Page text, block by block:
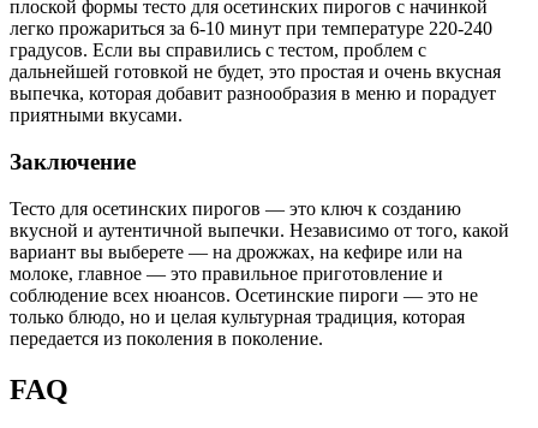
плоской формы тесто для осетинских пирогов с начинкой
легко прожариться за 6-10 минут при температуре 220-240
градусов. Если вы справились с тестом, проблем с
дальнейшей готовкой не будет, это простая и очень вкусная
выпечка, которая добавит разнообразия в меню и порадует
приятными вкусами.
Заключение
Тесто для осетинских пирогов — это ключ к созданию
вкусной и аутентичной выпечки. Независимо от того, какой
вариант вы выберете — на дрожжах, на кефире или на
молоке, главное — это правильное приготовление и
соблюдение всех нюансов. Осетинские пироги — это не
только блюдо, но и целая культурная традиция, которая
передается из поколения в поколение.
FAQ